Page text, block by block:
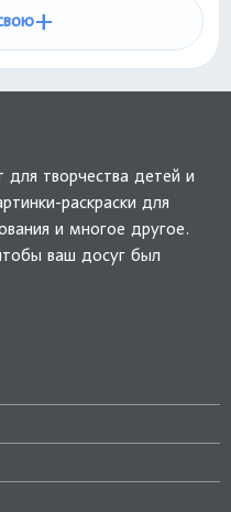
+
творчества детей и
раскраски для
и многое другое.
ваш досуг был